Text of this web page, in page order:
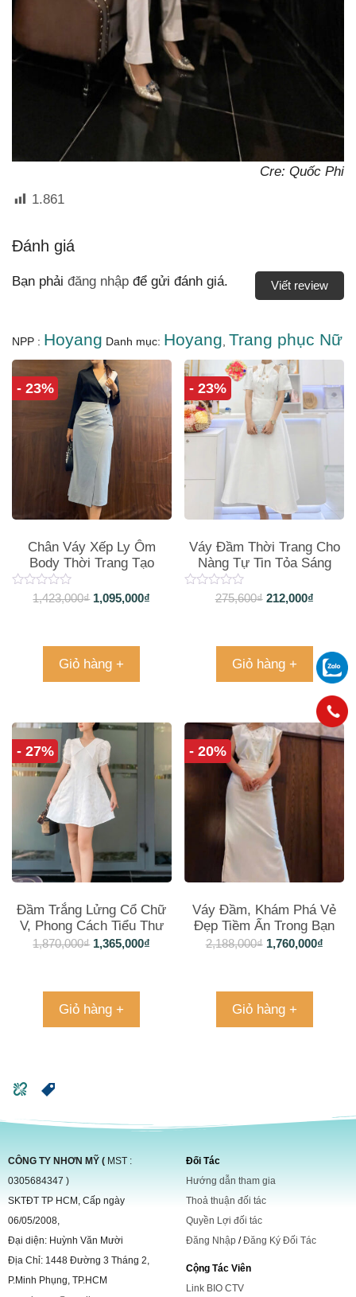
Cre: Quốc Phi
1.861
Đánh giá
Viết review
Bạn phải đăng nhập để gửi đánh giá.
NPP : Hoyang Danh mục: Hoyang, Trang phục Nữ
- 23%
Chân Váy Xếp Ly Ôm
Body Thời Trang Tạo
Dáng Sang Trọng và Tự
Tin, Phù Hợp Cho Mọi Dịp
1,423,000₫ 1,095,000₫
Giỏ hàng +
- 23%
Váy Đầm Thời Trang Cho
Nàng Tự Tin Tỏa Sáng
275,600₫ 212,000₫
Giỏ hàng +
- 27%
Đầm Trắng Lửng Cổ Chữ
V, Phong Cách Tiểu Thư
Cho Các Nàng
1,870,000₫ 1,365,000₫
Giỏ hàng +
- 20%
Váy Đầm, Khám Phá Vẻ
Đẹp Tiềm Ẩn Trong Bạn
2,188,000₫ 1,760,000₫
Giỏ hàng +
CÔNG TY NHƠN MỸ ( MST :
0305684347 )
SKTĐT TP HCM, Cấp ngày
06/05/2008,
Đại diện: Huỳnh Văn Mười
Địa Chỉ: 1448 Đường 3 Tháng 2,
P.Minh Phụng, TP.HCM
Đối Tác
Hướng dẫn tham gia
Thoả thuận đối tác
Quyền Lợi đối tác
Đăng Nhập /Đăng Ký Đối Tác
Cộng Tác Viên
Link BIO CTV